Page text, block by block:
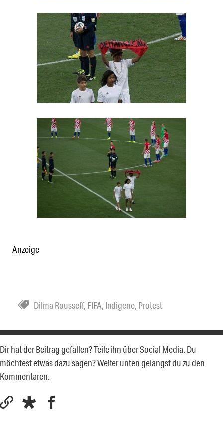
Anzeige
Dilma Rousseff, FIFA, Indigene, Protest
Dir hat der Beitrag gefallen? Teile ihn über Social Media. Du
möchtest etwas dazu sagen? Weiter unten gelangst du zu den
Kommentaren.